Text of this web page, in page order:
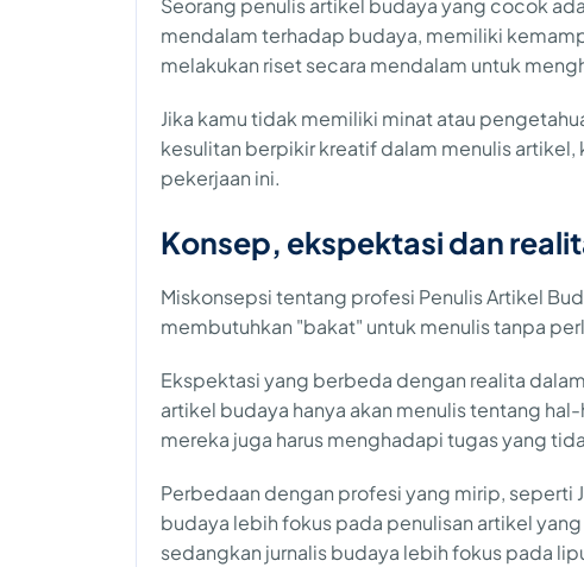
Seorang penulis artikel budaya yang cocok
mendalam terhadap budaya, memiliki
melakukan riset secara mendalam untuk
Jika kamu tidak memiliki minat atau
kesulitan berpikir kreatif dalam menulis
pekerjaan ini.
Konsep, ekspektasi dan
Miskonsepsi tentang profesi Penulis Artikel
membutuhkan "bakat" untuk menulis tanpa
Ekspektasi yang berbeda dengan realita
artikel budaya hanya akan menulis tentang
mereka juga harus menghadapi tugas yang
Perbedaan dengan profesi yang mirip, seperti
budaya lebih fokus pada penulisan artikel
sedangkan jurnalis budaya lebih fokus pada